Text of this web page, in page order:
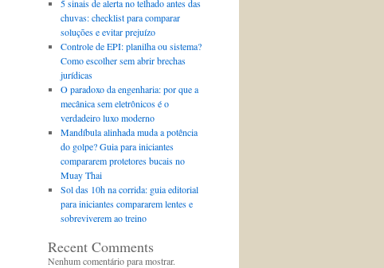
5 sinais de alerta no telhado antes das
chuvas: checklist para comparar
soluções e evitar prejuízo
Controle de EPI: planilha ou sistema?
Como escolher sem abrir brechas
jurídicas
O paradoxo da engenharia: por que a
mecânica sem eletrônicos é o
verdadeiro luxo moderno
Mandíbula alinhada muda a potência
do golpe? Guia para iniciantes
compararem protetores bucais no
Muay Thai
Sol das 10h na corrida: guia editorial
para iniciantes compararem lentes e
sobreviverem ao treino
Recent Comments
Nenhum comentário para mostrar.